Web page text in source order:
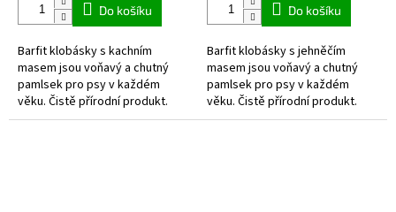
Do košíku
Barfit klobásky s kachním
masem jsou voňavý a chutný
pamlsek pro psy v každém
věku. Čistě přírodní produkt.
Barfit klobásky jsou
Do košíku
Barfit klobásky s jehněčím
masem jsou voňavý a chutný
pamlsek pro psy v každém
věku. Čistě přírodní produkt.
Barfit klobásky jsou